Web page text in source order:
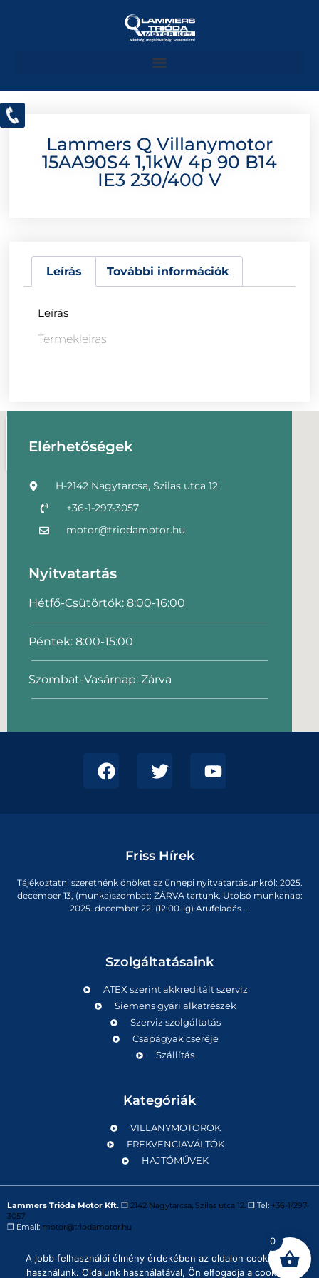
Lammers Q Villanymotor
15AA90S4 1,1kW 4p 90 B14
IE3 230/400 V
Leírás További információk
Leírás
Termekleiras
Elérhetőségek
H-2142 Nagytarcsa, Szilas utca 12.
+36-1-297-3057
motor@triodamotor.hu
Nyitvatartás
Hétfő-Csütörtök: 8:00-16:00
Péntek: 8:00-15:00
Szombat-Vasárnap: Zárva
Friss Hírek
Tájékoztatni szeretnénk önöket az ünnepi nyitvatartásunkról: 2025.
december 13, (munka)szombat: ZÁRVA tartunk. Utolsó munkanap:
2025. december 22. (12:00-ig) Árufeladás ...
Szolgáltatásaink
ATEX szerint akkreditált szerviz
Siemens gyári alkatrészek
Szerviz szolgáltatás
Csapágyak cseréje
Szállítás
Kategóriák
VILLANYMOTOROK
FREKVENCIAVÁLTÓK
HAJTÓMŰVEK
Lammers Trióda Motor Kft. ❒ 2142 Nagytarcsa, Szilas utca 12. ❒ Tel: +36-1/297-
3057
❒ Email: motor@triodamotor.hu
Powered byDigit-Now Kft.
0
A jobb felhasználói élmény érdekében az oldalon cookie-kat
használunk. Oldalunk használatával, Ön elfogadja a cookie-k